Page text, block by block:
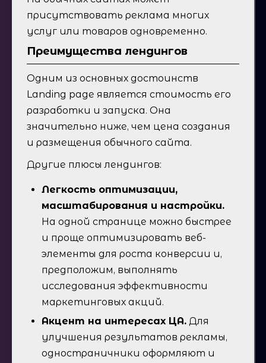
присутствовать реклама многих
услуг или товаров одновременно.
Преимущества лендингов
Одним из основных достоинств
Landing page является стоимость его
разработки и запуска. Она
значительно ниже, чем цена создания
и размещения обычного сайта.
Другие плюсы лендингов:
Легкость оптимизации,
масштабирования и настройки.
На одной странице можно быстрее
и проще оптимизировать веб-
элементы для роста конверсии и,
предположим, выполнять
исследования эффективности
маркетинговых акций.
Акцент на интересах ЦА. Для
улучшения результатов рекламы,
одностраничники оформляют и